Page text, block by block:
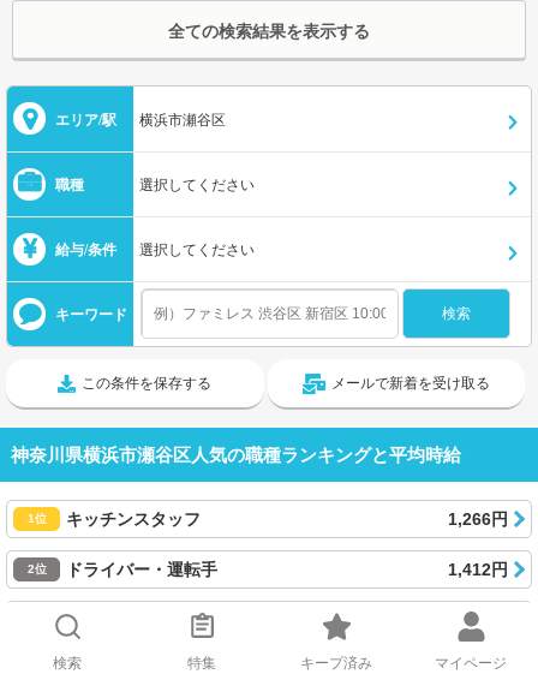
全ての検索結果を表示する
エリア/駅 横浜市瀬谷区
職種 選択してください
給与/条件 選択してください
キーワード
この条件を保存する メールで新着を受け取る
神奈川県横浜市瀬谷区人気の職種ランキングと平均時給
1位 キッチンスタッフ 1,266円
2位 ドライバー・運転手 1,412円
フード・飲食その他 1,307円
▼もっと見る
検索 特集 キープ済み マイページ